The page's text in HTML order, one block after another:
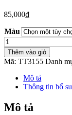
85,000₫
Màu
Bông
Tai
Tòn
Ten
Titan
TT
3155
Thêm vào giỏ
Mã: TT3155 Danh
Mô tả
Thông tin bổ
Mô tả